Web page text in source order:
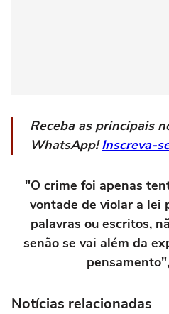
Receba as principais
WhatsApp!Inscreva-
"O crime foi apenas
vontade de violar a lei
palavras ou escritos,
senão se vai além da
Notícias relacionadas